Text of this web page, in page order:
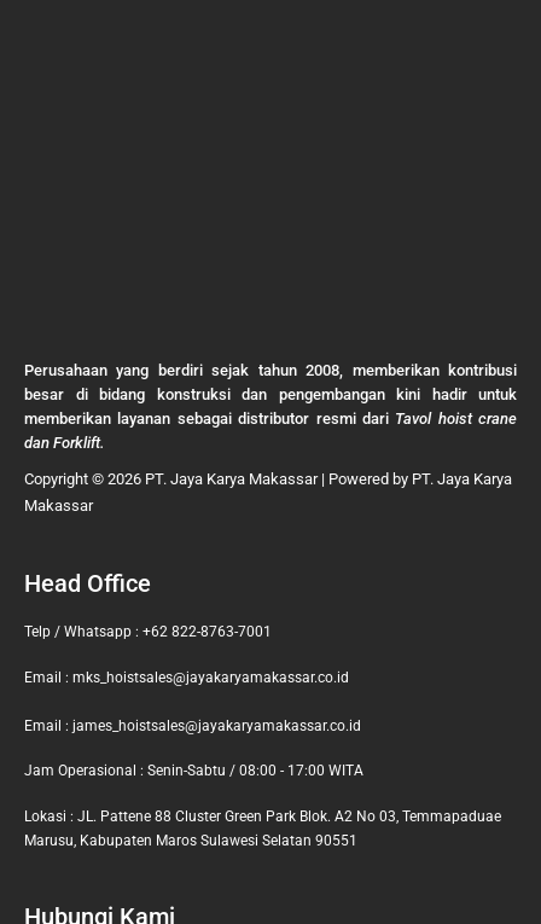
Perusahaan yang berdiri sejak tahun 2008, memberikan kontribusi
besar di bidang konstruksi dan pengembangan kini hadir untuk
memberikan layanan sebagai distributor resmi dari Tavol hoist crane
dan Forklift.
Copyright © 2026 PT. Jaya Karya Makassar | Powered by PT. Jaya Karya
Makassar
Head Office
Telp / Whatsapp : +62 822-8763-7001
Email : mks_hoistsales@jayakaryamakassar.co.id
Email : james_hoistsales@jayakaryamakassar.co.id
Jam Operasional : Senin-Sabtu / 08:00 - 17:00 WITA
Lokasi : JL. Pattene 88 Cluster Green Park Blok. A2 No 03, Temmapaduae
Marusu, Kabupaten Maros Sulawesi Selatan 90551
Hubungi Kami